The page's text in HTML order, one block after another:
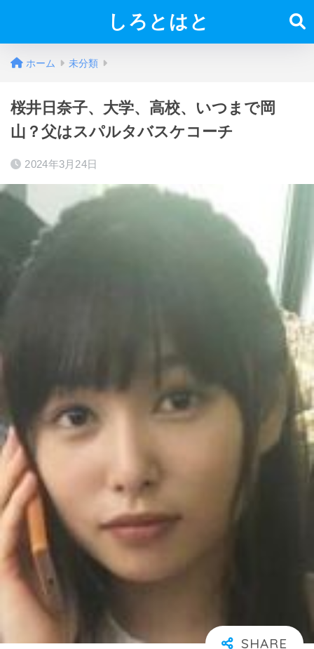
しろとはと
ホーム 未分類
桜井日奈子、大学、高校、いつまで岡
山？父はスパルタバスケコーチ
2024年3月24日